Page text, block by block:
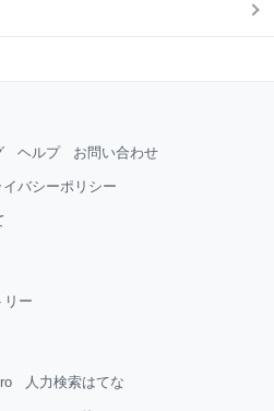
ヘルプ お問い合わせ
イバシーポリシー
リー
人力検索はてな